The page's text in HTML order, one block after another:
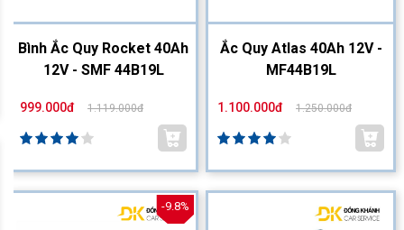
Bình Ắc Quy Rocket 40Ah
12V - SMF 44B19L
999.000đ 1.119.000đ
Ắc Quy Atlas 40Ah 12V -
MF44B19L
1.100.000đ 1.250.000đ
-9.8%